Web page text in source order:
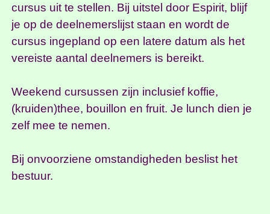
cursus uit te stellen. Bij uitstel door Espirit, blijf
je op de deelnemerslijst staan en wordt de
cursus ingepland op een latere datum als het
vereiste aantal deelnemers is bereikt.
Weekend cursussen zijn inclusief koffie,
(kruiden)thee, bouillon en fruit. Je lunch dien je
zelf mee te nemen.
Bij onvoorziene omstandigheden beslist het
bestuur.